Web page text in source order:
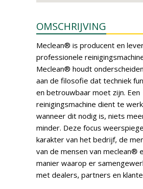
OMSCHRIJVING
Meclean® is producent en
professionele
Meclean® houdt
aan de filosofie dat techniek
en betrouwbaar moet zijn. Een
reinigingsmachine dient te
wanneer dit nodig is, niets
minder. Deze focus
karakter van het bedrijf, de
van de mensen van meclean®
manier waarop er
met dealers, partners en